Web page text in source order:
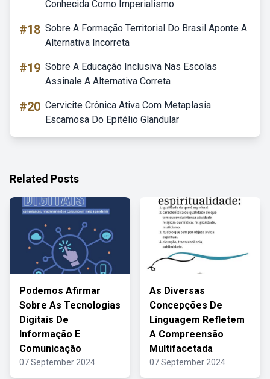
Conhecida Como Imperialismo
#18 Sobre A Formação Territorial Do Brasil Aponte A
Alternativa Incorreta
#19 Sobre A Educação Inclusiva Nas Escolas
Assinale A Alternativa Correta
#20 Cervicite Crônica Ativa Com Metaplasia
Escamosa Do Epitélio Glandular
Related Posts
Podemos Afirmar
Sobre As Tecnologias
Digitais De
Informação E
Comunicação
07 September 2024
As Diversas
Concepções De
Linguagem Refletem
A Compreensão
Multifacetada
07 September 2024